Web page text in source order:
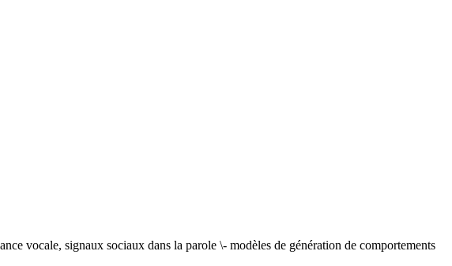
vocale, signaux sociaux dans la parole \- modèles de génération de comportements